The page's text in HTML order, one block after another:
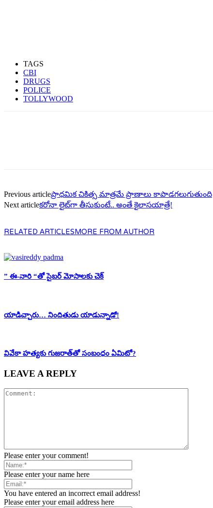
TAGS
CBI
DRUGS
POLICE
TOLLYWOOD
Previous articleప్రాధమిక చికిత్స మాత్రమే ప్రాణాలు కాపాడగలుగుతుంది
Next articleక‌రోనా లైట్‌గా తీసుకుంటే.. అంతే కైలాస‌యాత్రే!
RELATED ARTICLESMORE FROM AUTHOR
” ఈ-నారి “తో సైబర్ మోసాలకు చెక్
యాడిచ్చారు… నిందితుడు యాడున్నాడో!
వివేకా హ‌త్య‌కు గుజ‌రాత్‌తో సంబంధం ఏమిటో?
LEAVE A REPLY
Please enter your comment!
Please enter your name here
You have entered an incorrect email address!
Please enter your email address here